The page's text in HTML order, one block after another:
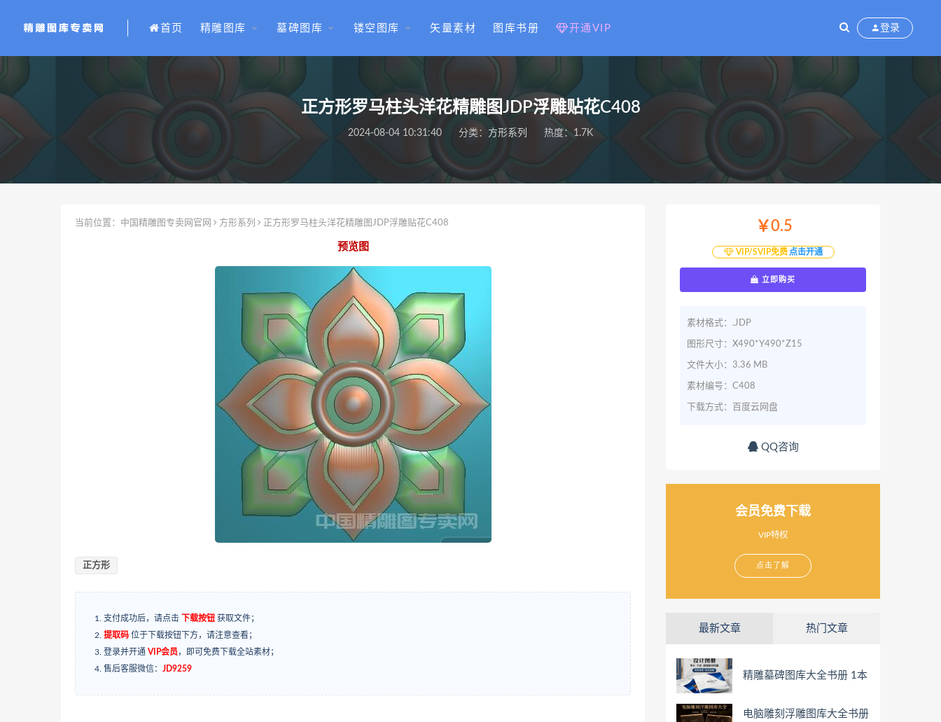
首页 精雕图库 墓碑图库 镂空图库 矢量素材 图库书册 开通VIP 登录
正方形罗马柱头洋花精雕图JDP浮雕贴花C408
2024-08-04 10:31:40 分类： 方形系列 热度：1.7K
当前位置： 中国精雕图专卖网官网 方形系列 正方形罗马柱头洋花精雕图JDP浮雕贴花C408
预览图
正方形
支付成功后，请点击 下载按钮 获取文件；
提取码 位于下载按钮下方，请注意查看；
登录并开通 VIP会员 ，即可免费下载全站素材；
售后客服微信： JD9259
￥0.5
VIP/SVIP免费 点击开通
立即购买
素材格式：.JDP
图形尺寸：X490*Y490*Z15
文件大小：3.36 MB
素材编号：C408
下载方式：百度云网盘
QQ咨询
会员免费下载
VIP特权
点击了解
最新文章 热门文章
精雕墓碑图库大全书册 1本
电脑雕刻浮雕图库大全书册